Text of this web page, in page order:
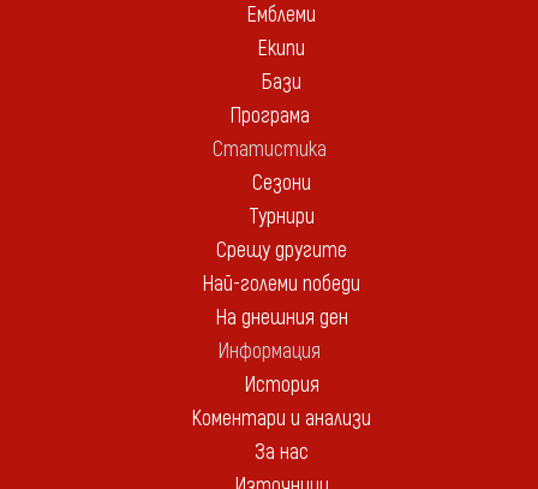
Емблеми
Екипи
Бази
Програма
Статистика
Сезони
Турнири
Срещу другите
Най-големи победи
На днешния ден
Информация
История
Коментари и анализи
За нас